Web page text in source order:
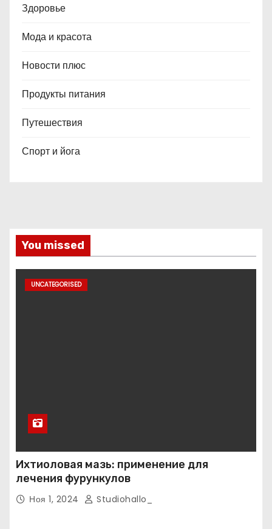
Здоровье
Мода и красота
Новости плюс
Продукты питания
Путешествия
Спорт и йога
You missed
UNCATEGORISED
Ихтиоловая мазь: применение для
лечения фурункулов
Ноя 1, 2024 Studiohallo_